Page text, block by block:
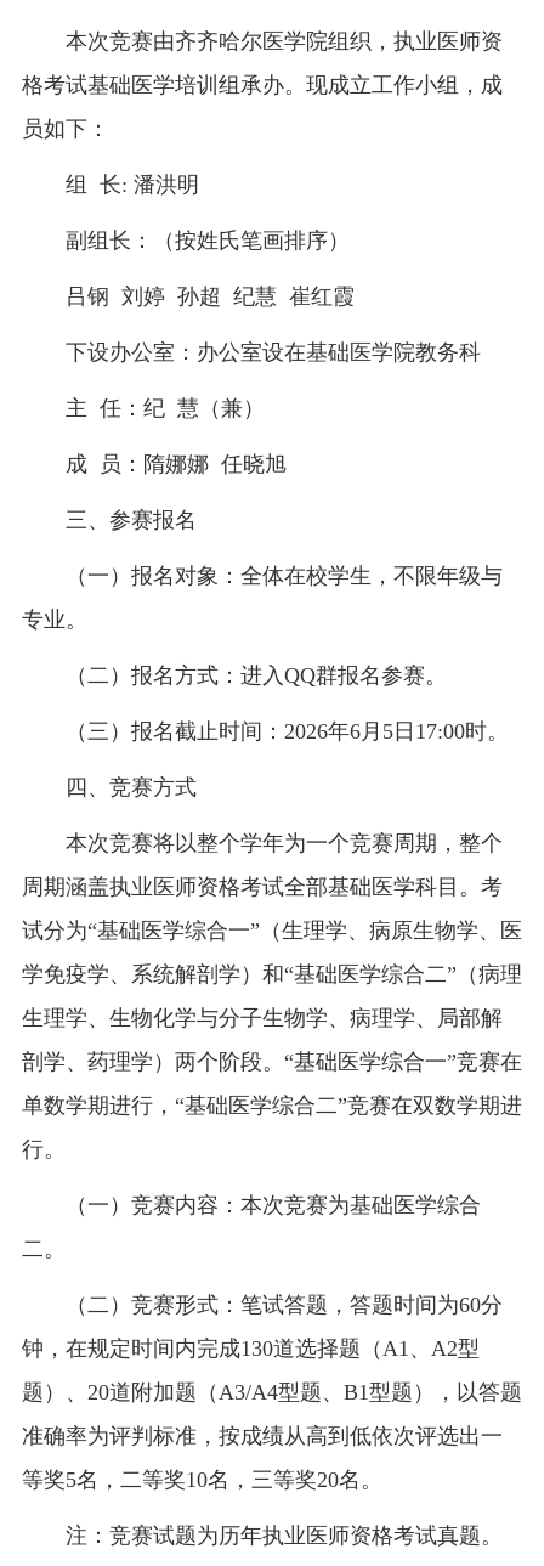
本次竞赛由齐齐哈尔医学院组织，执业医师资
格考试基础医学培训组承办。现成立工作小组，成
员如下：
组 长: 潘洪明
副组长：（按姓氏笔画排序）
吕钢 刘婷 孙超 纪慧 崔红霞
下设办公室：办公室设在基础医学院教务科
主 任：纪 慧（兼）
成 员：隋娜娜 任晓旭
三、参赛报名
（一）报名对象：全体在校学生，不限年级与
专业。
（二）报名方式：进入QQ群报名参赛。
（三）报名截止时间：2026年6月5日17:00时。
四、竞赛方式
本次竞赛将以整个学年为一个竞赛周期，整个
周期涵盖执业医师资格考试全部基础医学科目。考
试分为“基础医学综合一”（生理学、病原生物学、医
学免疫学、系统解剖学）和“基础医学综合二”（病理
生理学、生物化学与分子生物学、病理学、局部解
剖学、药理学）两个阶段。“基础医学综合一”竞赛在
单数学期进行，“基础医学综合二”竞赛在双数学期进
行。
（一）竞赛内容：本次竞赛为基础医学综合
二。
（二）竞赛形式：笔试答题，答题时间为60分
钟，在规定时间内完成130道选择题（A1、A2型
题）、20道附加题（‌A3/A4型题、B1型题），以答题
准确率为评判标准，按成绩从高到低依次评选出一
等奖5名，二等奖10名，三等奖20名。
注：竞赛试题为历年执业医师资格考试真题。